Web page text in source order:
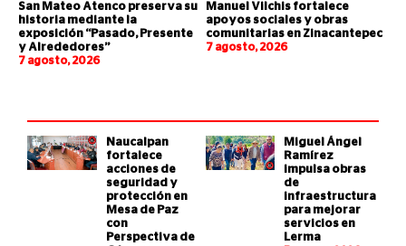
San Mateo Atenco preserva su
historia mediante la
exposición “Pasado, Presente
y Alrededores”
7 agosto, 2026
Manuel Vilchis fortalece
apoyos sociales y obras
comunitarias en Zinacantepec
7 agosto, 2026
Naucalpan
fortalece
acciones de
seguridad y
protección en
Mesa de Paz
con
Perspectiva de
Miguel Ángel
Ramírez
impulsa obras
de
infraestructura
para mejorar
servicios en
Lerma